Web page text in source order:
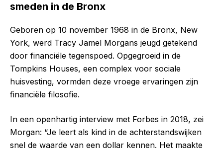
smeden in de Bronx
Geboren op 10 november 1968 in de Bronx, New
York, werd Tracy Jamel Morgans jeugd getekend
door financiële tegenspoed. Opgegroeid in de
Tompkins Houses, een complex voor sociale
huisvesting, vormden deze vroege ervaringen zijn
financiële filosofie.
In een openhartig interview met Forbes in 2018, zei
Morgan: “Je leert als kind in de achterstandswijken
snel de waarde van een dollar kennen. Het maakte